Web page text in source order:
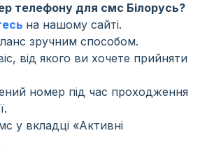
телефону для смс Білорусь?
на нашому сайті.
зручним способом.
від якого ви хочете прийняти
номер під час проходження
у вкладці «Активні